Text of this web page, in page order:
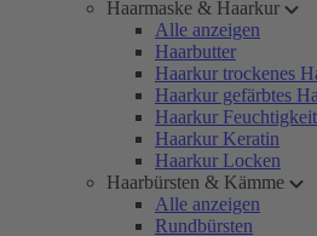
Haarmaske & Haarkur
Alle anzeigen
Haarbutter
Haarkur trockenes
Haarkur gefärbtes
Haarkur Feuchtigkeit
Haarkur Keratin
Haarkur Locken
Haarbürsten & Kämme
Alle anzeigen
Rundbürsten